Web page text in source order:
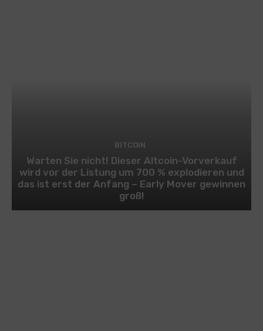
BITCOIN
Warten Sie nicht! Dieser Altcoin-Vorverkauf
wird vor der Listung um 700 % explodieren und
das ist erst der Anfang – Early Mover gewinnen
groß!